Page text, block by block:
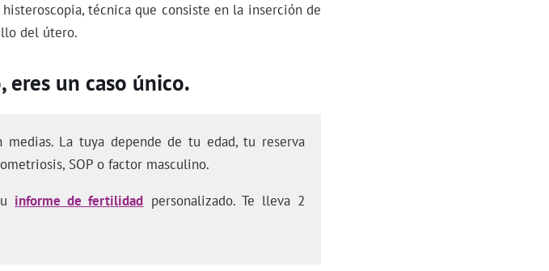
técnica que consiste en la inserción de
del útero.
eres un caso único.
La tuya depende de tu edad, tu reserva
SOP o factor masculino.
informe de fertilidad personalizado. Te lleva 2